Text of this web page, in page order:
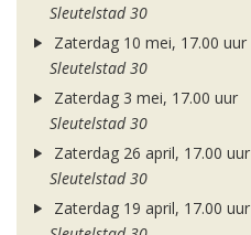
Sleutelstad 30
Zaterdag 10 mei, 17.00 uur
Sleutelstad 30
Zaterdag 3 mei, 17.00 uur
Sleutelstad 30
Zaterdag 26 april, 17.00 uur
Sleutelstad 30
Zaterdag 19 april, 17.00 uur